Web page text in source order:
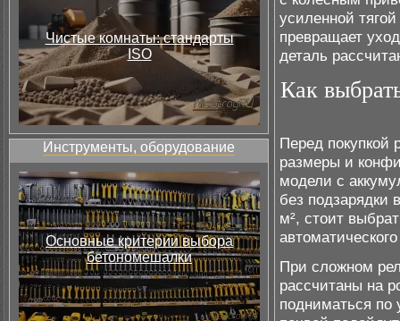
Чистые комнаты: стандарты
ISO
Инструменты, оборудование
Основные критерии выбора
бетономешалки
усиленной
превращает
деталь
Как
Перед покупкой
размеры и
модели с
без подзарядки
м², стоит
При сложном
рассчитаны на
подниматься по